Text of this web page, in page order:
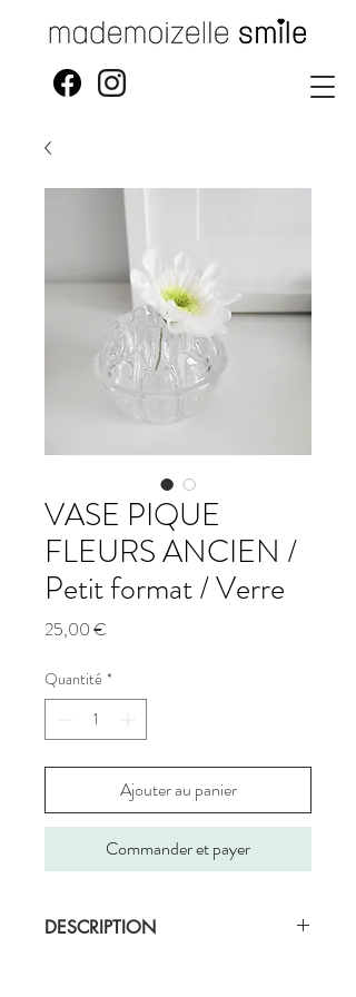
VASE PIQUE
FLEURS ANCIEN /
Petit format / Verre
25,00 €
Quantité *
Ajouter au panier
Commander et payer
DESCRIPTION